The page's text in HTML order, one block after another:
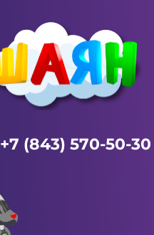
+7 (843) 570-50-30